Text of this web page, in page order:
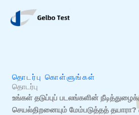
செல்
தொடர்பு கொள்ளுங்கள்
தொடர்பு
உங்கள் தடுப்புப் படலங்களின்
செயல்திறனையும் மேம்படுத்தத் தயாரா?